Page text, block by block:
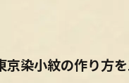
京染小紋の作り方